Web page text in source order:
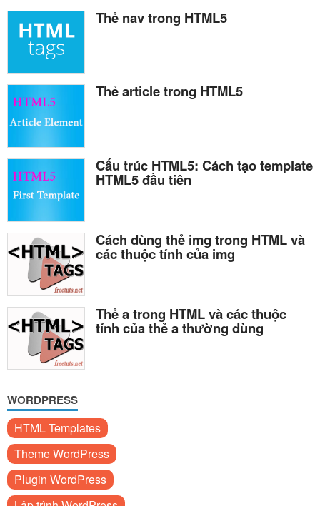
Thẻ nav trong HTML5
Thẻ article trong HTML5
Cấu trúc HTML5: Cách tạo template
HTML5 đầu tiên
Cách dùng thẻ img trong HTML và
các thuộc tính của img
Thẻ a trong HTML và các thuộc
tính của thẻ a thường dùng
WORDPRESS
HTML Templates
Theme WordPress
Plugin WordPress